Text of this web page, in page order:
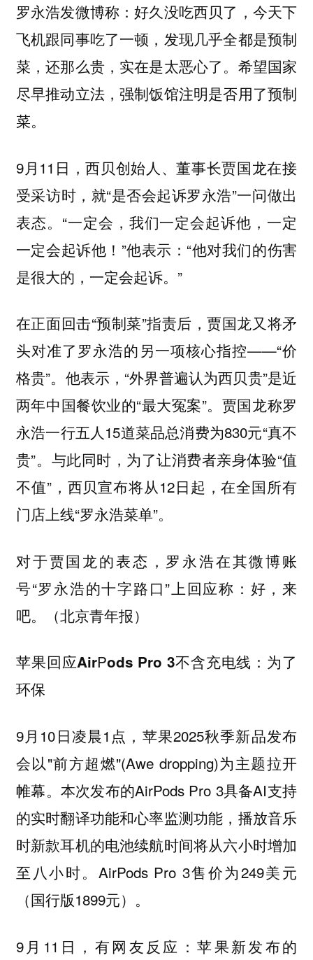
罗永浩发微博称：好久没吃西贝了，今天下
飞机跟同事吃了一顿，发现几乎全都是预制
菜，还那么贵，实在是太恶心了。希望国家
尽早推动立法，强制饭馆注明是否用了预制
菜。
9月11日，西贝创始人、董事长贾国龙在接
受采访时，就“是否会起诉罗永浩”一问做出
表态。“一定会，我们一定会起诉他，一定
一定会起诉他！”他表示：“他对我们的伤害
是很大的，一定会起诉。”
在正面回击“预制菜”指责后，贾国龙又将矛
头对准了罗永浩的另一项核心指控——“价
格贵”。他表示，“外界普遍认为西贝贵”是近
两年中国餐饮业的“最大冤案”。贾国龙称罗
永浩一行五人15道菜品总消费为830元“真不
贵”。与此同时，为了让消费者亲身体验“值
不值”，西贝宣布将从12日起，在全国所有
门店上线“罗永浩菜单”。
对于贾国龙的表态，罗永浩在其微博账
号“罗永浩的十字路口”上回应称：好，来
吧。（北京青年报）
苹果回应AirPods Pro 3不含充电线：为了
环保
9月10日凌晨1点，苹果2025秋季新品发布
会以"前方超燃"(Awe dropping)为主题拉开
帷幕。本次发布的AirPods Pro 3具备AI支持
的实时翻译功能和心率监测功能，播放音乐
时新款耳机的电池续航时间将从六小时增加
至八小时。AirPods Pro 3售价为249美元
（国行版1899元）。
9月11日，有网友反应：苹果新发布的